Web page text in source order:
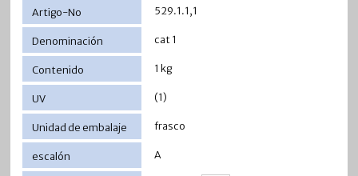
529.1.1,1
cat 1
1 kg
(1)
frasco
A